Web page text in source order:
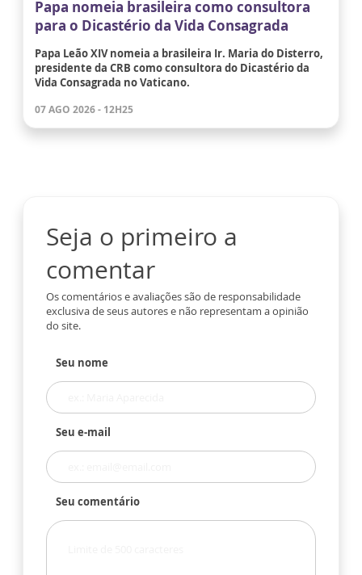
Papa nomeia brasileira como consultora
para o Dicastério da Vida Consagrada
Papa Leão XIV nomeia a brasileira Ir. Maria do Disterro,
presidente da CRB como consultora do Dicastério da
Vida Consagrada no Vaticano.
07 AGO 2026 - 12H25
Seja o primeiro a
comentar
Os comentários e avaliações são de responsabilidade
exclusiva de seus autores e não representam a opinião
do site.
Seu nome
Seu e-mail
Seu comentário